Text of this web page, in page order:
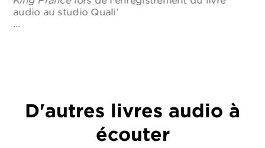
audio au studio Quali'
…
D'autres livres audio à
écouter